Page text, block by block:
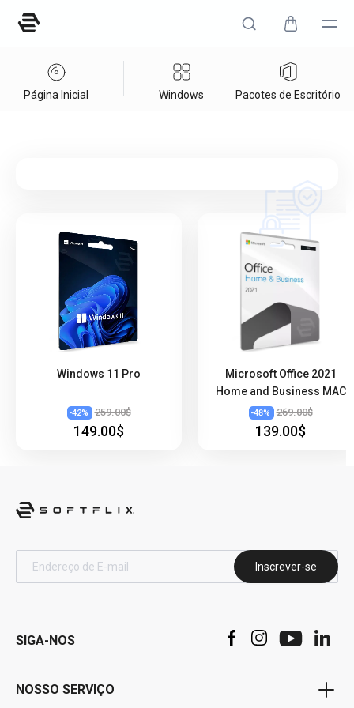
Página Inicial Windows Pacotes de Escritório
Windows 11 Pro
-42% 259.00$
149.00$
Microsoft Office 2021
Home and Business MAC
-48% 269.00$
139.00$
Inscrever-se
SIGA-NOS
NOSSO SERVIÇO